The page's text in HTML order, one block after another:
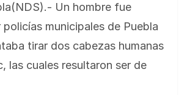
Un hombre fue
municipales de Puebla
tirar dos cabezas humanas
las cuales resultaron ser de